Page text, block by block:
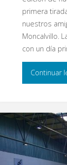
primera
nuestros
Moncalvillo.
con un día
Continuar